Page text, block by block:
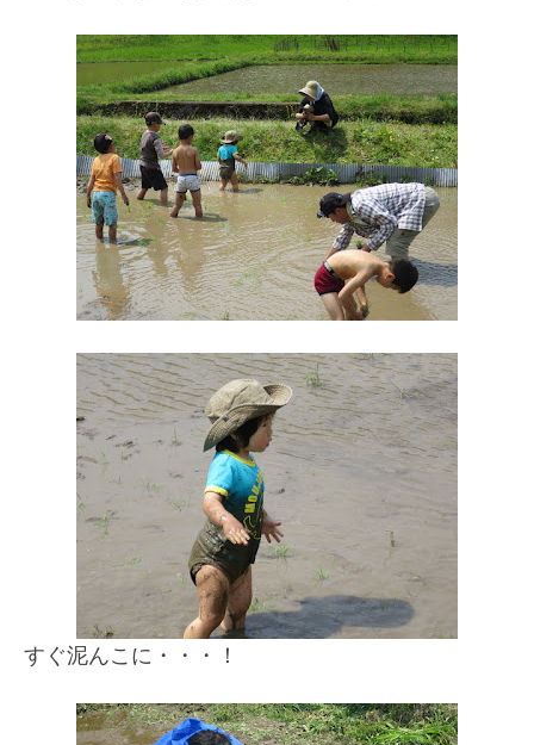
すぐ泥んこに・・・！